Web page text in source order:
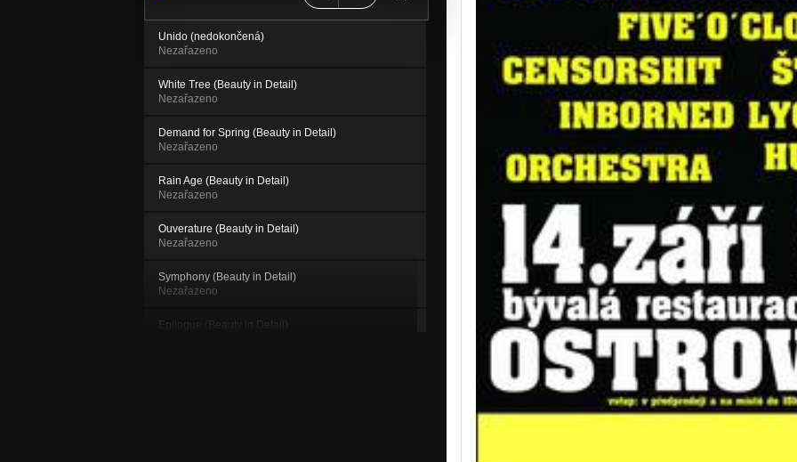
Unido (nedokončená)
Nezařazeno
White Tree (Beauty in Detail)
Nezařazeno
Demand for Spring (Beauty in Detail)
Nezařazeno
Rain Age (Beauty in Detail)
Nezařazeno
Ouverature (Beauty in Detail)
Nezařazeno
Symphony (Beauty in Detail)
Nezařazeno
Epilogue (Beauty in Detail)